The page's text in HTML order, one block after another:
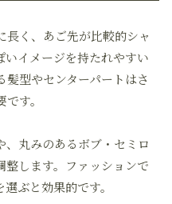
く、あご先が比較的シャ
いイメージを持たれやすい
型やセンターパートはさ
す。
、丸みのあるボブ・セミロ
整します。ファッションで
ぶと効果的です。